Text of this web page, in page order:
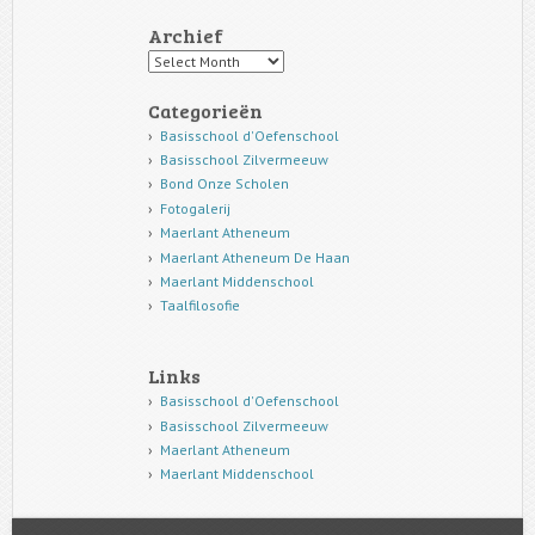
Archief
Archief
Categorieën
Basisschool d'Oefenschool
Basisschool Zilvermeeuw
Bond Onze Scholen
Fotogalerij
Maerlant Atheneum
Maerlant Atheneum De Haan
Maerlant Middenschool
Taalfilosofie
Links
Basisschool d'Oefenschool
Basisschool Zilvermeeuw
Maerlant Atheneum
Maerlant Middenschool